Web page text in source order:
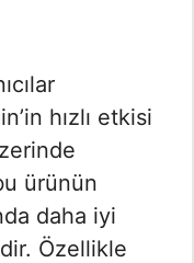
hızlı etkisi
ürünün
daha iyi
Özellikle